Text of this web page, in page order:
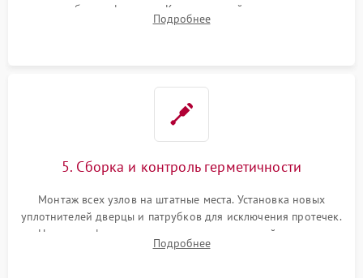
патрубках и фильтрах. Компонентный ремонт платы
управления, восстановление поврежденной проводки.
Подробнее
5. Сборка и контроль герметичности
Монтаж всех узлов на штатные места. Установка новых
уплотнителей дверцы и патрубков для исключения протечек.
Надежная фиксация хомутов гидравлической системы,
сборка корпуса и установка датчика поплавка.
Подробнее